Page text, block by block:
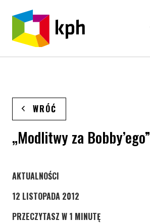
PRZEJDŹ DO TREŚCI
WRÓĆ
„Modlitwy za Bobby’ego”
STRONA KATEGORII WPISÓW
AKTUALNOŚCI
12 LISTOPADA 2012
PRZECZYTASZ W 1 MINUTĘ